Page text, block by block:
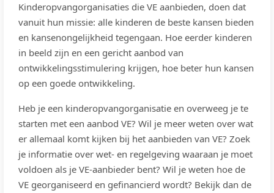
Kinderopvangorganisaties die VE aanbieden, doen dat
vanuit hun missie: alle kinderen de beste kansen bieden
en kansenongelijkheid tegengaan. Hoe eerder kinderen
in beeld zijn en een gericht aanbod van
ontwikkelingsstimulering krijgen, hoe beter hun kansen
op een goede ontwikkeling.
Heb je een kinderopvangorganisatie en overweeg je te
starten met een aanbod VE? Wil je meer weten over wat
er allemaal komt kijken bij het aanbieden van VE? Zoek
je informatie over wet- en regelgeving waaraan je moet
voldoen als je VE-aanbieder bent? Wil je weten hoe de
VE georganiseerd en gefinancierd wordt? Bekijk dan de